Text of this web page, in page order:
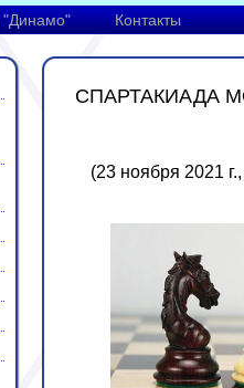
Контакты
СПАРТАКИАДА
(23 ноября 2021